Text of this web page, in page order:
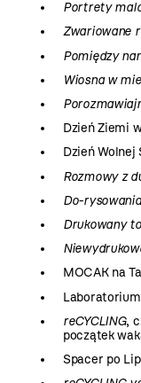
Portrety
Zwariowane
Pomiędzy
Wiosna w
Dzień Ziemi
Dzień Wolnej
Rozmowy z
Do-
Drukowany
MOCAK na
reCYCLING,
początek
Spacer po